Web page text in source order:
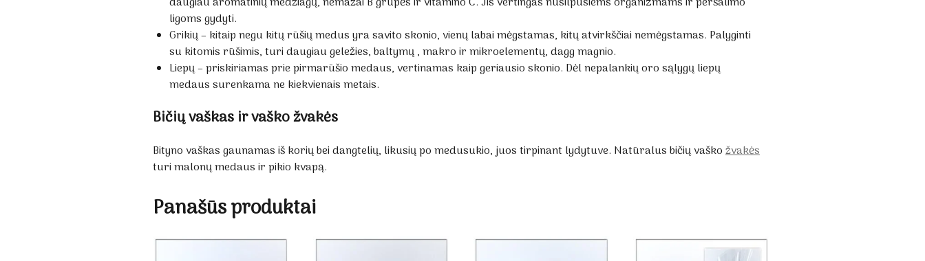
ligoms gydyti.
Grikių – kitaip negu kitų rūšių medus yra savito skonio, vienų labai mėgstamas, kitų atvirkščiai nemėgstamas. Palyginti
su kitomis rūšimis, turi daugiau geležies, baltymų , makro ir mikroelementų, dagg magnio.
Liepų – priskiriamas prie pirmarūšio medaus, vertinamas kaip geriausio skonio. Dėl nepalankių oro sąlygų liepų
medaus surenkama ne kiekvienais metais.
Bičių vaškas ir vaško žvakės
Bityno vaškas gaunamas iš korių bei dangtelių, likusių po medusukio, juos tirpinant lydytuve. Natūralus bičių vaškožvakės
turi malonų medaus ir pikio kvapą.
Panašūs produktai